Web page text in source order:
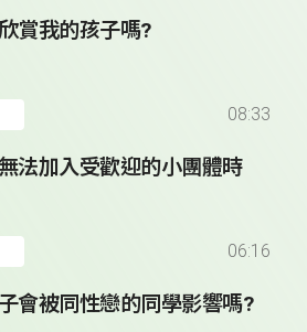
賞我的孩子嗎?
08:33
法加入受歡迎的小團體時
06:16
會被同性戀的同學影響嗎?